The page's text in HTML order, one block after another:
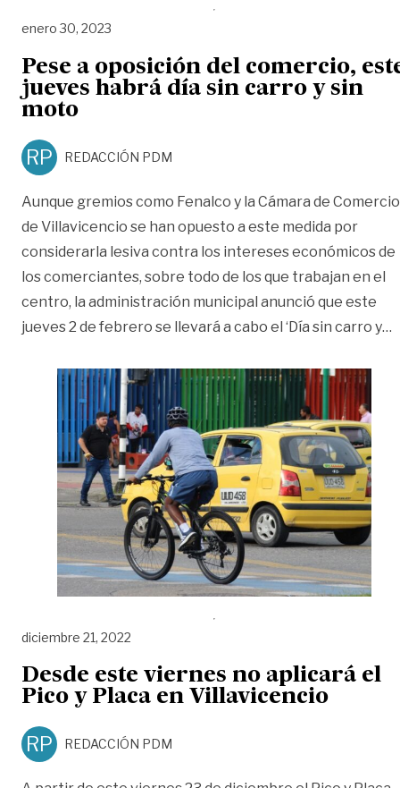
enero 30, 2023
Pese a oposición del comercio,
jueves habrá día sin carro y sin
moto
RP REDACCIÓN PDM
Aunque gremios como Fenalco y la Cámara de Comercio
de Villavicencio se han opuesto a este medida por
considerarla lesiva contra los intereses económicos de
los comerciantes, sobre todo de los que trabajan en el
centro, la administración municipal anunció que este
jueves 2 de febrero se llevará a cabo el ‘Día sin carro y…
diciembre 21, 2022
Desde este viernes no aplicará el
Pico y Placa en Villavicencio
RP REDACCIÓN PDM